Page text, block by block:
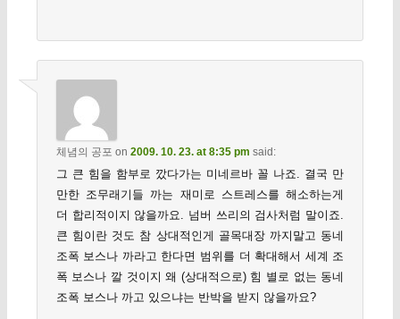
체념의 공포 on 2009. 10. 23. at 8:35 pm said:
그 큰 힘을 함부로 깠다가는 미네르바 꼴 나죠. 결국 만
만한 조무래기들 까는 재미로 스트레스를 해소하는게
더 합리적이지 않을까요. 넘버 쓰리의 검사처럼 말이죠.
큰 힘이란 것도 참 상대적인게 골목대장 까지말고 동네
조폭 보스나 까라고 한다면 범위를 더 확대해서 세계 조
폭 보스나 깔 것이지 왜 (상대적으로) 힘 별로 없는 동네
조폭 보스나 까고 있으냐는 반박을 받지 않을까요?